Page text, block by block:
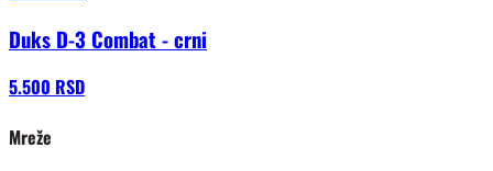
Duks D-3 Combat - crni
5.500 RSD
Mreže